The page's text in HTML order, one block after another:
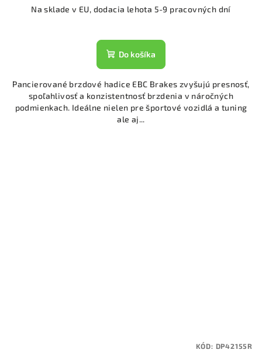
Na sklade v EU, dodacia lehota 5-9 pracovných dní
Do košíka
Pancierované brzdové hadice EBC Brakes zvyšujú presnosť,
spoľahlivosť a konzistentnosť brzdenia v náročných
podmienkach. Ideálne nielen pre športové vozidlá a tuning
ale aj...
KÓD: DP42155R